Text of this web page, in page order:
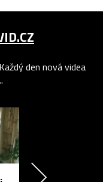
den nová videa